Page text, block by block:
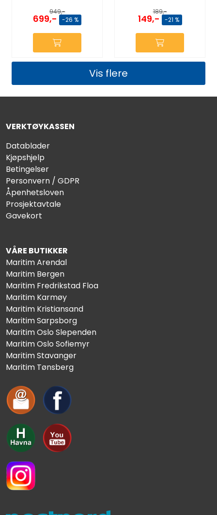
949,-
699,- -26 %
189,-
149,- -21 %
Vis flere
VERKTØYKASSEN
Datablader
Kjøpshjelp
Betingelser
Personvern / GDPR
Åpenhetsloven
Prosjektavtale
Gavekort
VÅRE BUTIKKER
Maritim Arendal
Maritim Bergen
Maritim Fredrikstad Floa
Maritim Karmøy
Maritim Kristiansand
Maritim Sarpsborg
Maritim Oslo Slependen
Maritim Oslo Sofiemyr
Maritim Stavanger
Maritim Tønsberg